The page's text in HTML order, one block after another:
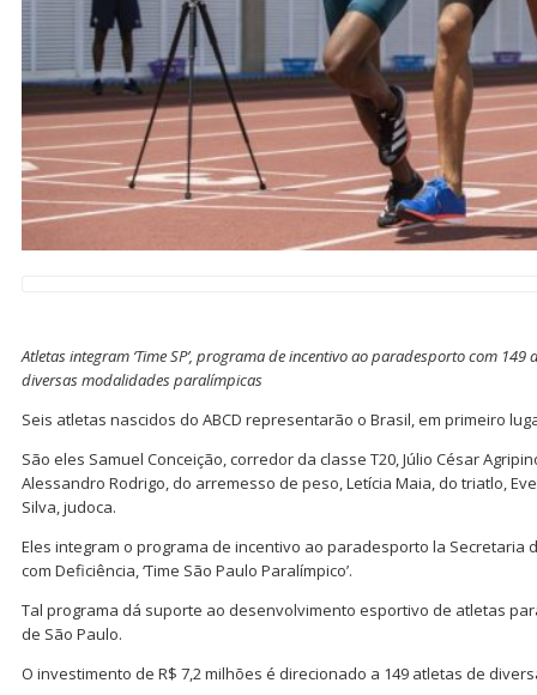
Atletas integram ‘Time SP’, programa de incentivo ao paradesporto com
diversas modalidades paralímpicas
Seis atletas nascidos do ABCD representarão o Brasil, em primeiro
São eles Samuel Conceição, corredor da classe T20, Júlio César
Alessandro Rodrigo, do arremesso de peso, Letícia Maia, do triatlo,
Silva, judoca.
Eles integram o programa de incentivo ao paradesporto la Secretaria
com Deficiência, ‘Time São Paulo Paralímpico’.
Tal programa dá suporte ao desenvolvimento esportivo de atletas
de São Paulo.
O investimento de R$ 7,2 milhões é direcionado a 149 atletas de